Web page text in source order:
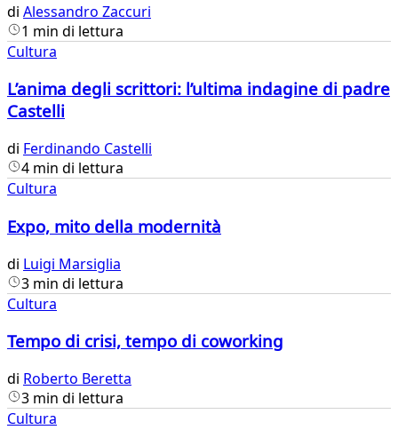
di Alessandro Zaccuri
1 min di lettura
Cultura
L’anima degli scrittori: l’ultima indagine di padre
Castelli
di Ferdinando Castelli
4 min di lettura
Cultura
Expo, mito della modernità
di Luigi Marsiglia
3 min di lettura
Cultura
Tempo di crisi, tempo di coworking
di Roberto Beretta
3 min di lettura
Cultura